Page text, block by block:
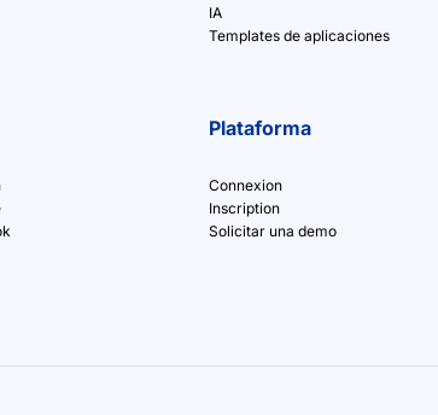
IA
Templates de aplicaciones
Plataforma
Connexion
Inscription
Solicitar una demo